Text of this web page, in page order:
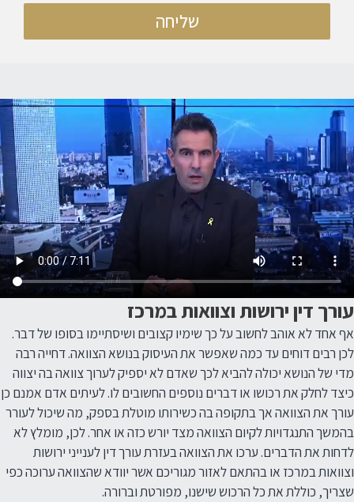
שליחה
עורך דין ירושות וצוואות במרכז
אף אחד לא אוהב לחשוב על כך שימיו קצובים ושיסתיימו בסופו של דבר.
לכן רבים דוחים עד כמה שאפשר את העיסוק בנושא הצוואה. דחייה רבה
מדי של הנושא יכולה להביא לכך שאדם לא יספיק לערוך צוואה בה יצווה
כיצד לחלק את רכושו או דברים נוספים החשובים לו. לעיתים אדם אמנם כן
עורך את הצוואה אך בתקופה בה כשירותו מוטלת בספק, מה שיכול לעורר
בהמשך התנגדויות לקיום הצוואה מצד יורש כזה או אחר. לכן, מומלץ לא
לדחות את הדברים. ערכו את הצוואה בעזרת עורך דין לענייני ירושות
וצוואות במרכז או בהתאם לאזור מגוריכם אשר יוודא שהצוואה ערוכה כפי
שצריך, כוללת את כל הרכוש שישנו, מפורטת וברורה.